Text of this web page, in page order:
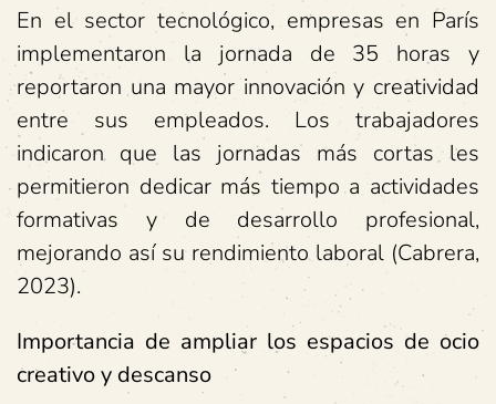
En el sector tecnológico, empresas en París
implementaron la jornada de 35 horas y
reportaron una mayor innovación y creatividad
entre sus empleados. Los trabajadores
indicaron que las jornadas más cortas les
permitieron dedicar más tiempo a actividades
formativas y de desarrollo profesional,
mejorando así su rendimiento laboral (Cabrera,
2023).
Importancia de ampliar los espacios de ocio
creativo y descanso